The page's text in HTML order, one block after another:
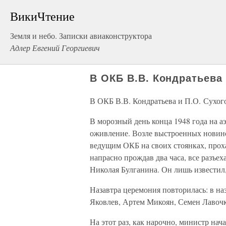
ВикиЧтение
Земля и небо. Записки авиаконструктора
Адлер Евгений Георгиевич
В ОКБ В.В. Кондратьева
В ОКБ В.В. Кондратьева и П.О.
В морозный день конца 1948 года на
оживление. Возле выстроенных
ведущим ОКБ на своих стоянках,
напрасно прождав два часа, все
Николая Булганина. Он лишь
Назавтра церемония повторилась: в
Яковлев, Артем Микоян, Семен
На этот раз, как нарочно, министр